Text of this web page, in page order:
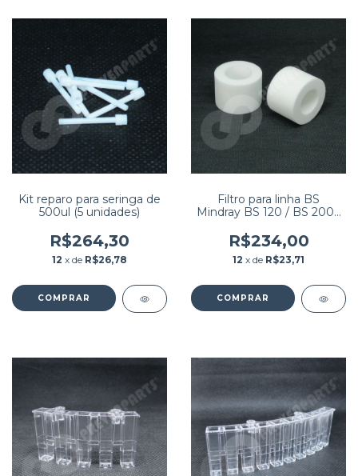
Kit reparo para seringa de
500ul (5 unidades)
R$264,30
12 x de R$26,78
Filtro para linha BS
Mindray BS 120 / BS 200 /
R$234,00
12 x de R$23,71